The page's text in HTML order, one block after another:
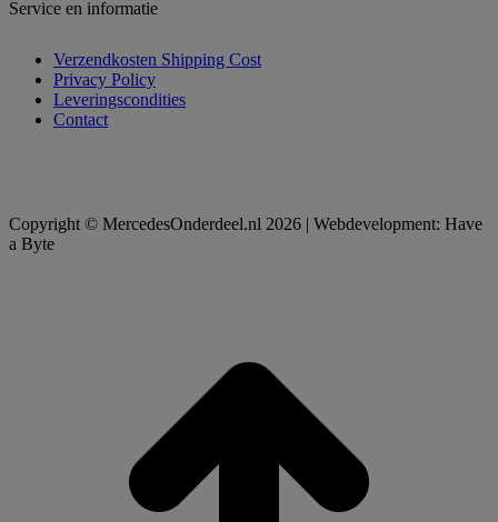
Service en informatie
Verzendkosten Shipping Cost
Privacy Policy
Leveringscondities
Contact
Copyright © MercedesOnderdeel.nl 2026 | Webdevelopment: Have
a Byte